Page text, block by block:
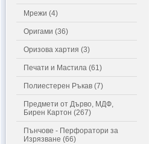
Мрежи (4)
Оригами (36)
Оризова хартия (3)
Печати и Мастила (61)
Полиестерен Ръкав (7)
Предмети от Дърво, МДФ,
Бирен Картон (267)
Пънчове - Перфоратори за
Изрязване (66)